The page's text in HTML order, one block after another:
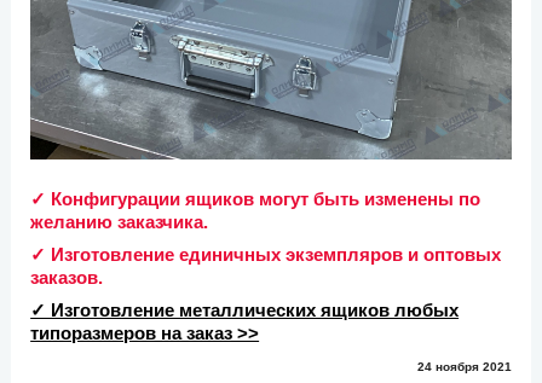
✓ Конфигурации ящиков могут быть изменены по
желанию заказчика.
✓ Изготовление единичных экземпляров и оптовых
заказов.
✓ Изготовление металлических ящиков любых
типоразмеров на заказ >>
24 ноября 2021